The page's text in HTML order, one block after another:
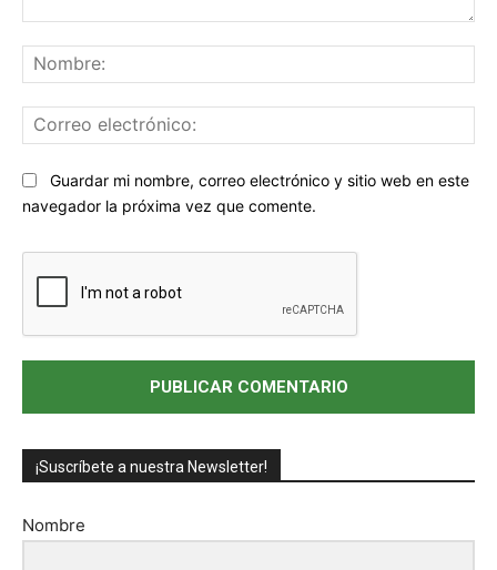
Sitio
web:
Guardar mi nombre, correo electrónico y sitio web en este
navegador la próxima vez que comente.
¡Suscríbete a nuestra Newsletter!
Nombre